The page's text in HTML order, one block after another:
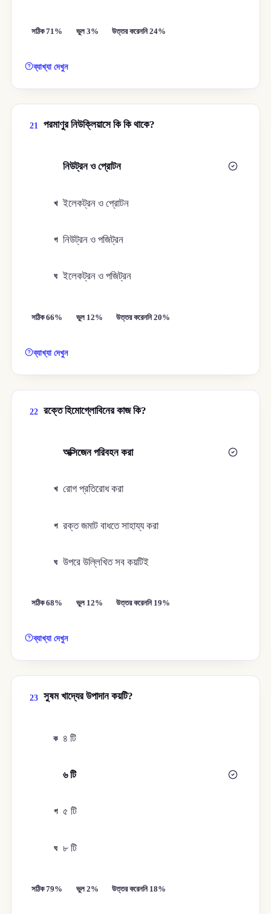
সঠিক 71% ভুল 3% উত্তর করেননি 24%
ব্যাখ্যা দেখুন
21 পরমাণুর নিউক্লিয়াসে কি কি থাকে?
নিউট্রন ও প্রোটন
খ ইলেকট্রন ও প্রোটন
গ নিউট্রন ও পজিট্রন
ঘ ইলেকট্রন ও পজিট্রন
সঠিক 66% ভুল 12% উত্তর করেননি 20%
ব্যাখ্যা দেখুন
22 রক্তে হিমোগ্লোবিনের কাজ কি?
অক্সিজেন পরিবহন করা
খ রোগ প্রতিরোধ করা
গ রক্ত জমাট বাধতে সাহায্য করা
ঘ উপরে উল্লিখিত সব কয়টিই
সঠিক 68% ভুল 12% উত্তর করেননি 19%
ব্যাখ্যা দেখুন
23 সুষম খাদ্যের উপাদান কয়টি?
ক ৪ টি
৬ টি
গ ৫ টি
ঘ ৮ টি
সঠিক 79% ভুল 2% উত্তর করেননি 18%